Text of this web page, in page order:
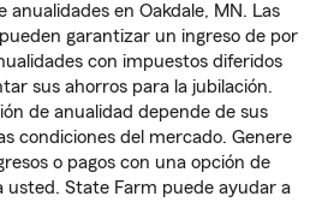
anualidades en Oakdale, MN. Las
garantizar un ingreso de por
con impuestos diferidos
sus ahorros para la jubilación.
de anualidad depende de sus
condiciones del mercado. Genere
o pagos con una opción de
usted. State Farm puede ayudar a